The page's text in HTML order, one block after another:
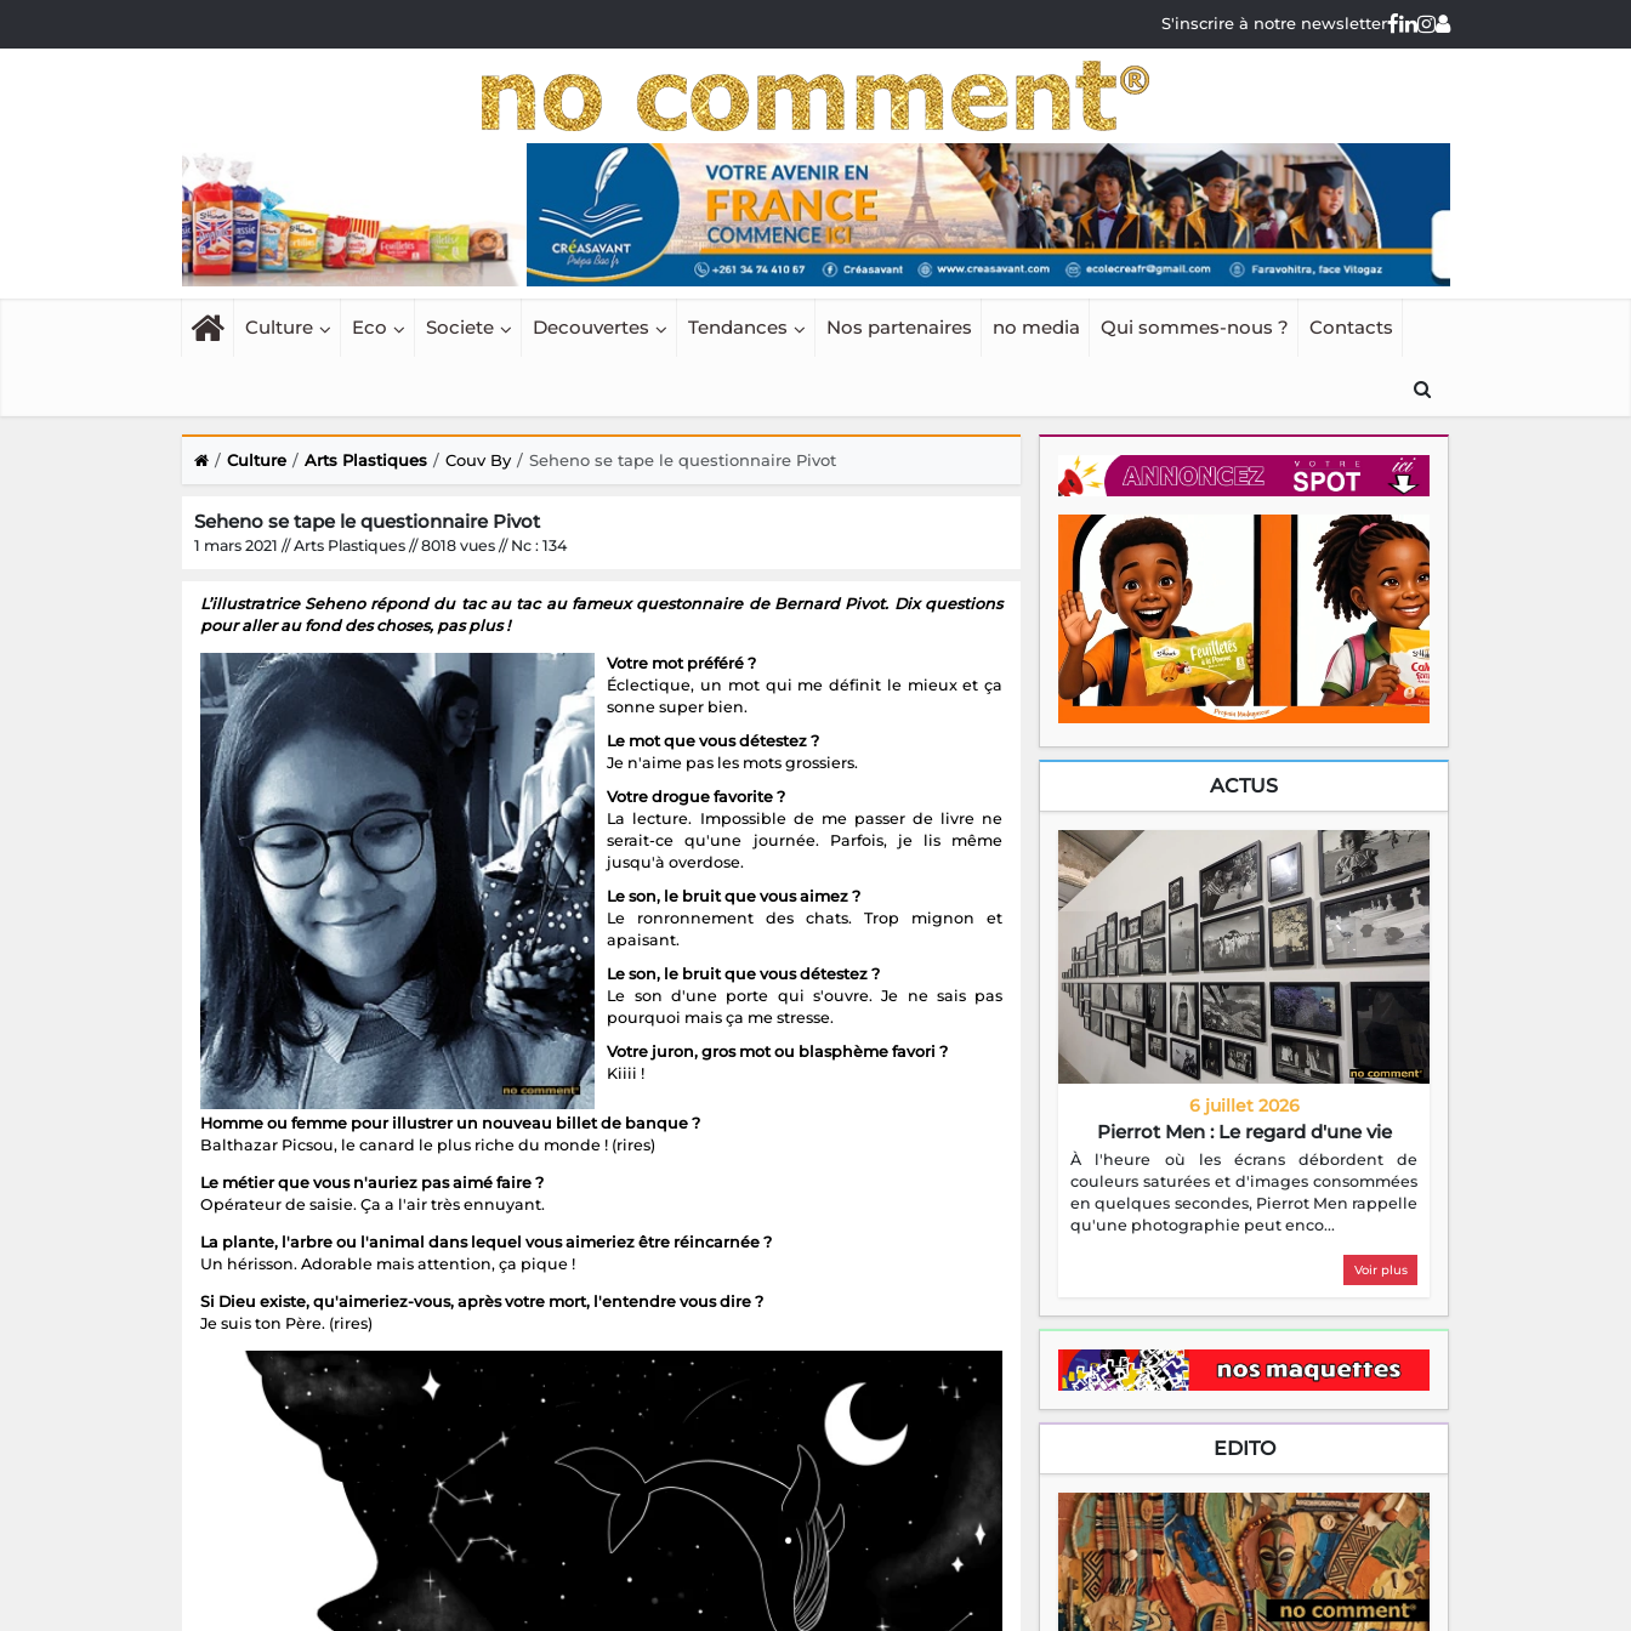
S'inscrire à notre newsletter
Culture Eco Societe Decouvertes Tendances Nos partenaires no media Qui sommes-nous ? Contacts
Culture Arts Plastiques Couv By Seheno se tape le questionnaire Pivot
Seheno se tape le questionnaire Pivot
1 mars 2021 // Arts Plastiques // 8018 vues // Nc : 134
L’illustratrice Seheno répond du tac au tac au fameux questonnaire de Bernard Pivot. Dix questions
pour aller au fond des choses, pas plus !
Votre mot préféré ?
Éclectique, un mot qui me définit le mieux et ça
sonne super bien.
Le mot que vous détestez ?
Je n'aime pas les mots grossiers.
Votre drogue favorite ?
La lecture. Impossible de me passer de livre ne
serait-ce qu'une journée. Parfois, je lis même
jusqu'à overdose.
Le son, le bruit que vous aimez ?
Le ronronnement des chats. Trop mignon et
apaisant.
Le son, le bruit que vous détestez ?
Le son d'une porte qui s'ouvre. Je ne sais pas
pourquoi mais ça me stresse.
Votre juron, gros mot ou blasphème favori ?
Kiiii !
Homme ou femme pour illustrer un nouveau billet de banque ?
Balthazar Picsou, le canard le plus riche du monde ! (rires)
Le métier que vous n'auriez pas aimé faire ?
Opérateur de saisie. Ça a l'air très ennuyant.
La plante, l'arbre ou l'animal dans lequel vous aimeriez être réincarnée ?
Un hérisson. Adorable mais attention, ça pique !
Si Dieu existe, qu'aimeriez-vous, après votre mort, l'entendre vous dire ?
Je suis ton Père. (rires)
ACTUS
6 juillet 2026
Pierrot Men : Le regard d'une vie
À l'heure où les écrans débordent de
couleurs saturées et d'images consommées
en quelques secondes, Pierrot Men rappelle
qu'une photographie peut enco...
Voir plus
EDITO